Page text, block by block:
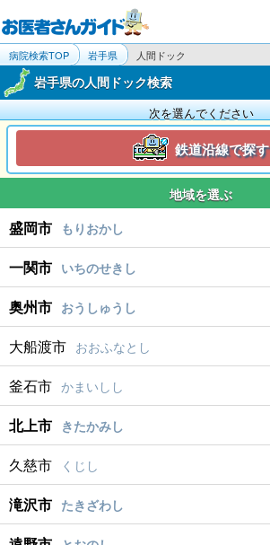
病院検索TOP 岩手県 人間ドック
岩手県の人間ドック検索
次を選んでください
鉄道沿線で探す
地域を選ぶ
盛岡市 もりおかし
一関市 いちのせきし
奥州市 おうしゅうし
大船渡市 おおふなとし
釜石市 かまいしし
北上市 きたかみし
久慈市 くじし
滝沢市 たきざわし